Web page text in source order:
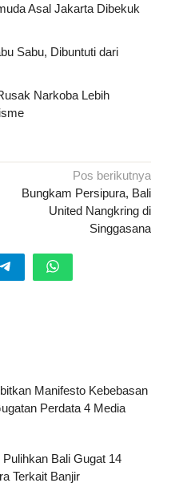
Asal Jakarta Dibekuk
Sabu, Dibuntuti dari
Narkoba Lebih
Pos berikutnya
Bungkam Persipura, Bali
United Nangkring di
Singgasana
Manifesto Kebebasan
Perdata 4 Media
Bali Gugat 14
Terkait Banjir